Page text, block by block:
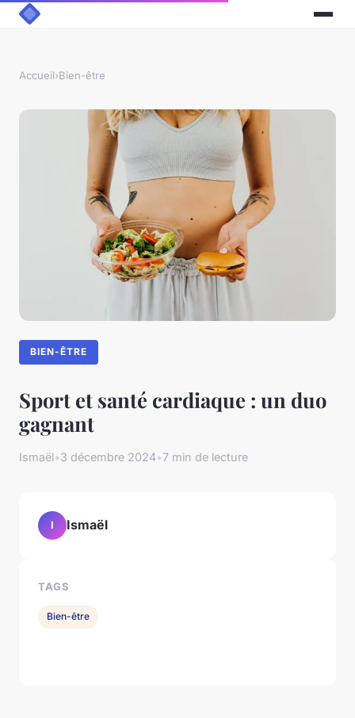
Accueil›Bien-être
BIEN-ÊTRE
Sport et santé cardiaque : un duo
gagnant
Ismaël•3 décembre 2024•7 min de lecture
I Ismaël
TAGS
Bien-être